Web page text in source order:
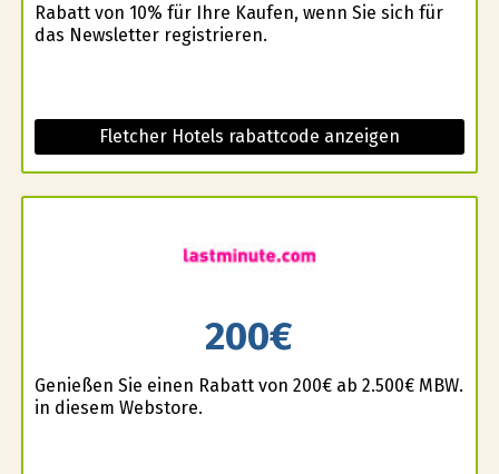
Rabatt von 10% für Ihre Kaufen, wenn Sie sich für
das Newsletter registrieren.
Fletcher Hotels rabattcode anzeigen
200€
Genießen Sie einen Rabatt von 200€ ab 2.500€ MBW.
in diesem Webstore.